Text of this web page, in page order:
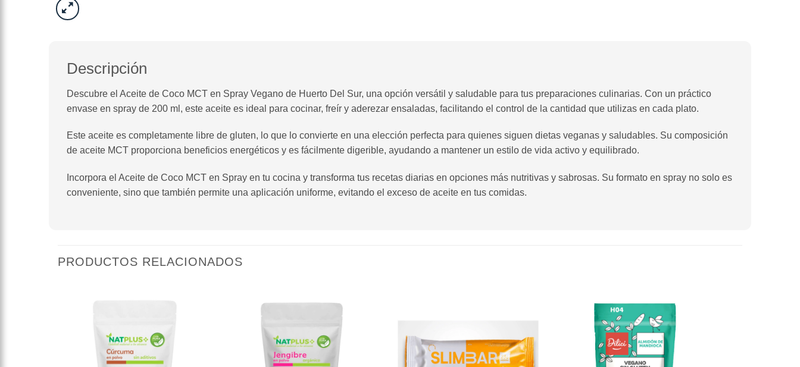
Descripción
Descubre el Aceite de Coco MCT en Spray Vegano de Huerto Del Sur, una opción versátil y saludable para tus preparaciones culinarias. Con un práctico
envase en spray de 200 ml, este aceite es ideal para cocinar, freír y aderezar ensaladas, facilitando el control de la cantidad que utilizas en cada plato.
Este aceite es completamente libre de gluten, lo que lo convierte en una elección perfecta para quienes siguen dietas veganas y saludables. Su composición
de aceite MCT proporciona beneficios energéticos y es fácilmente digerible, ayudando a mantener un estilo de vida activo y equilibrado.
Incorpora el Aceite de Coco MCT en Spray en tu cocina y transforma tus recetas diarias en opciones más nutritivas y sabrosas. Su formato en spray no solo es
conveniente, sino que también permite una aplicación uniforme, evitando el exceso de aceite en tus comidas.
PRODUCTOS RELACIONADOS